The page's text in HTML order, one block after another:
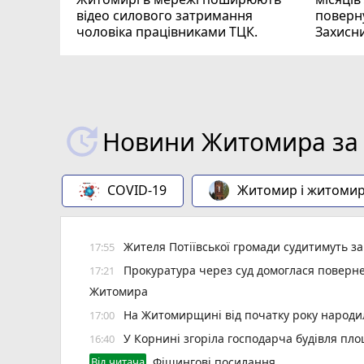
відео силового затримання
чоловіка працівниками ТЦК.
Новини Житомира за
COVID-19 Житомир і
17:55 Жителя Потіївської громади судитимуть
17:21
Прокуратура через суд домоглася
Житомира
17:00 На Житомирщині від початку року
16:40 У Корнині згоріла господарча будівля